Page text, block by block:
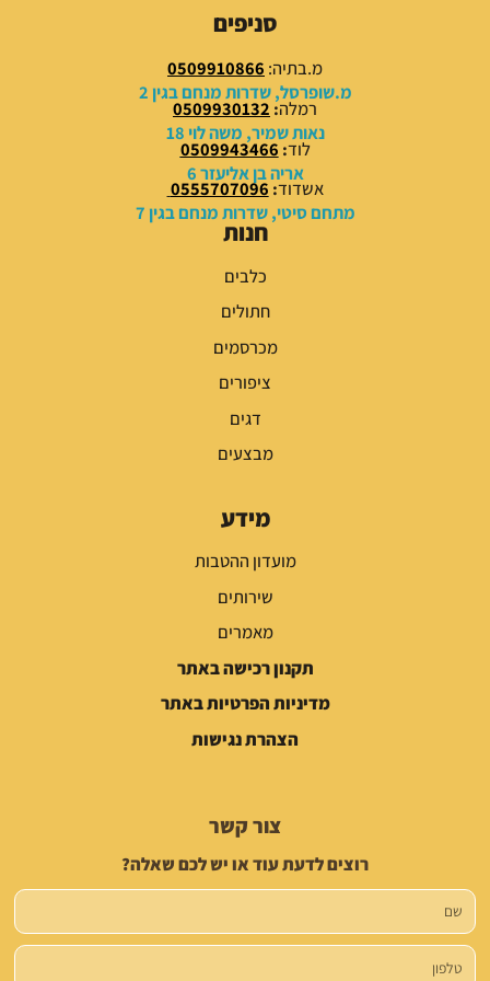
.
0
0
₪
.
0
0
₪
.
סניפים
מ.בתיה: 0509910866
מ.שופרסל, שדרות מנחם בגין 2
רמלה:
0509930132
נאות שמיר, משה לוי 18
לוד:
0509943466
אריה בן אליעזר 6
אשדוד:
0555707096
מתחם סיטי, שדרות מנחם בגין 7
חנות
כלבים
חתולים
מכרסמים
ציפורים
דגים
מבצעים
מידע
מועדון ההטבות
שירותים
מאמרים
תקנון רכישה באתר
מדיניות הפרטיות באתר
הצהרת נגישות
צור קשר
רוצים לדעת עוד או יש לכם שאלה?
שם
טלפון